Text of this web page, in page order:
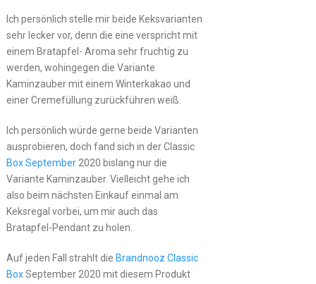
Ich persönlich stelle mir beide Keksvarianten
sehr lecker vor, denn die eine verspricht mit
einem Bratapfel- Aroma sehr fruchtig zu
werden, wohingegen die Variante
Kaminzauber mit einem Winterkakao und
einer Cremefüllung zurückführen weiß.
Ich persönlich würde gerne beide Varianten
ausprobieren, doch fand sich in der Classic
Box September2020 bislang nur die
Variante Kaminzauber. Vielleicht gehe ich
also beim nächsten Einkauf einmal am
Keksregal vorbei, um mir auch das
Bratapfel-Pendant zu holen.
Auf jeden Fall strahlt die Brandnooz Classic
BoxSeptember 2020 mit diesem Produkt